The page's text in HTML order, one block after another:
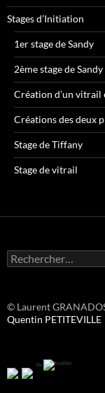
Stages d’Initiation
1er stage de Sandy
2ème stage de Sandy
Création d’un vitrail
Créations des deux
Stage de Tiffany
Stage de vitrail
R
e
e
r
r
© Laurent
Quentin PETITEVILLE
by